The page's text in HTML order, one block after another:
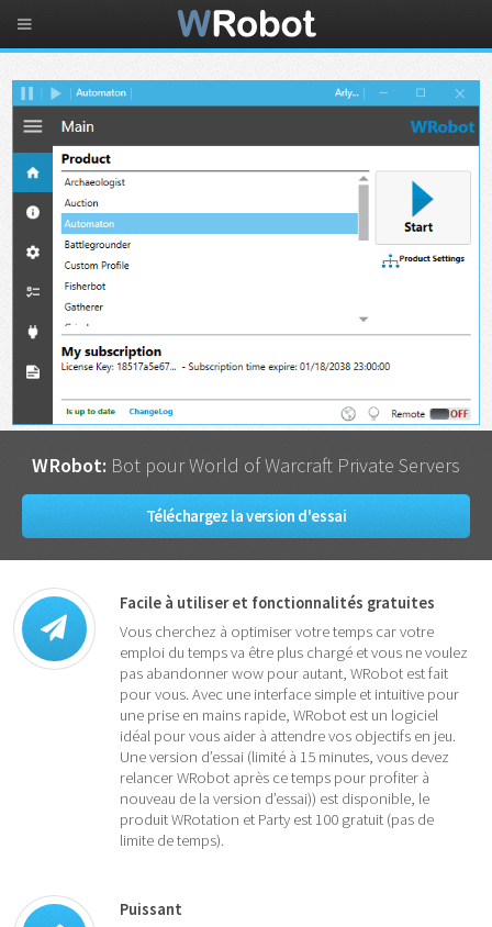
WRobot: Bot pour World of Warcraft Private Servers
Téléchargez la version d'essai
Facile à utiliser et fonctionnalités gratuites
Vous cherchez à optimiser votre temps car votre
emploi du temps va être plus chargé et vous ne voulez
pas abandonner wow pour autant, WRobot est fait
pour vous. Avec une interface simple et intuitive pour
une prise en mains rapide, WRobot est un logiciel
idéal pour vous aider à attendre vos objectifs en jeu.
Une version d’essai (limité à 15 minutes, vous devez
relancer WRobot après ce temps pour profiter à
nouveau de la version d’essai)) est disponible, le
produit WRotation et Party est 100 gratuit (pas de
limite de temps).
Puissant